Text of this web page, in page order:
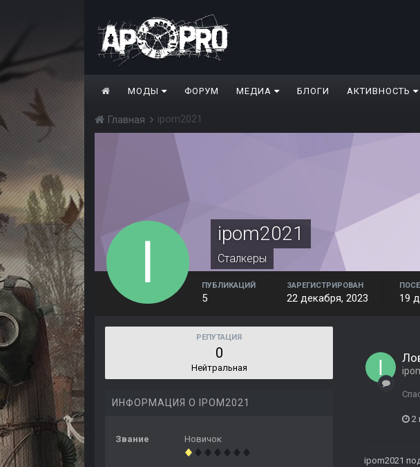
МОДЫ ФОРУМ МЕДИА БЛОГИ АКТИВНОСТЬ
Главная ipom2021
ipom2021
Сталкеры
ПУБЛИКАЦИЙ
5
ЗАРЕГИСТРИРОВАН
22 декабря, 2023 19
РЕПУТАЦИЯ
0
Нейтральная
ИНФОРМАЦИЯ О IPOM2021
Звание Новичок
2
ipom2021